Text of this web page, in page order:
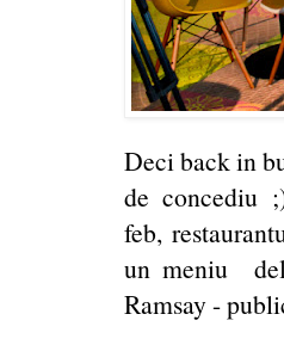
Deci back in
de concediu
feb,
un meniu
Ramsay -